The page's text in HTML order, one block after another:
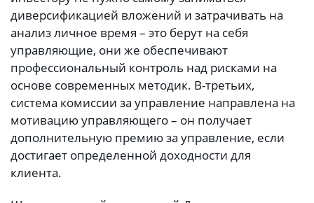
диверсификацией вложений и затрачивать на
анализ личное время – это берут на себя
управляющие, они же обеспечивают
профессиональный контроль над рисками на
основе современных методик. В-третьих,
система комиссии за управление направлена на
мотивацию управляющего – он получает
дополнительную премию за управление, если
достигает определенной доходности для
клиента.